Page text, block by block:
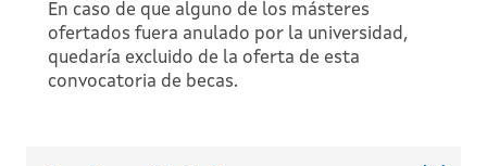
En caso de que alguno de los másteres
ofertados fuera anulado por la universidad,
quedaría excluido de la oferta de esta
convocatoria de becas.